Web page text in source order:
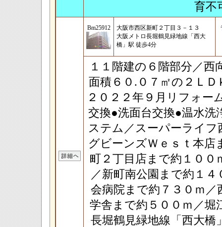
育不
Bm25912
大阪市西区新町２丁目３－１３
大阪メトロ長堀鶴見緑地線「西大
橋」駅 徒歩4分
１１階建の６階部分／
面積６０.０７㎡の２Ｌ
２０２２年９月リフォー
交換●洗面台交換●温水
ステム／スーパーライフ
グビーンズＷｅｓｔ本店
町２丁目店まで約１００
／新町南公園まで約１
会病院まで約７３０ｍ／
学舎まで約５００ｍ／堀
長堀鶴見緑地線「西大橋